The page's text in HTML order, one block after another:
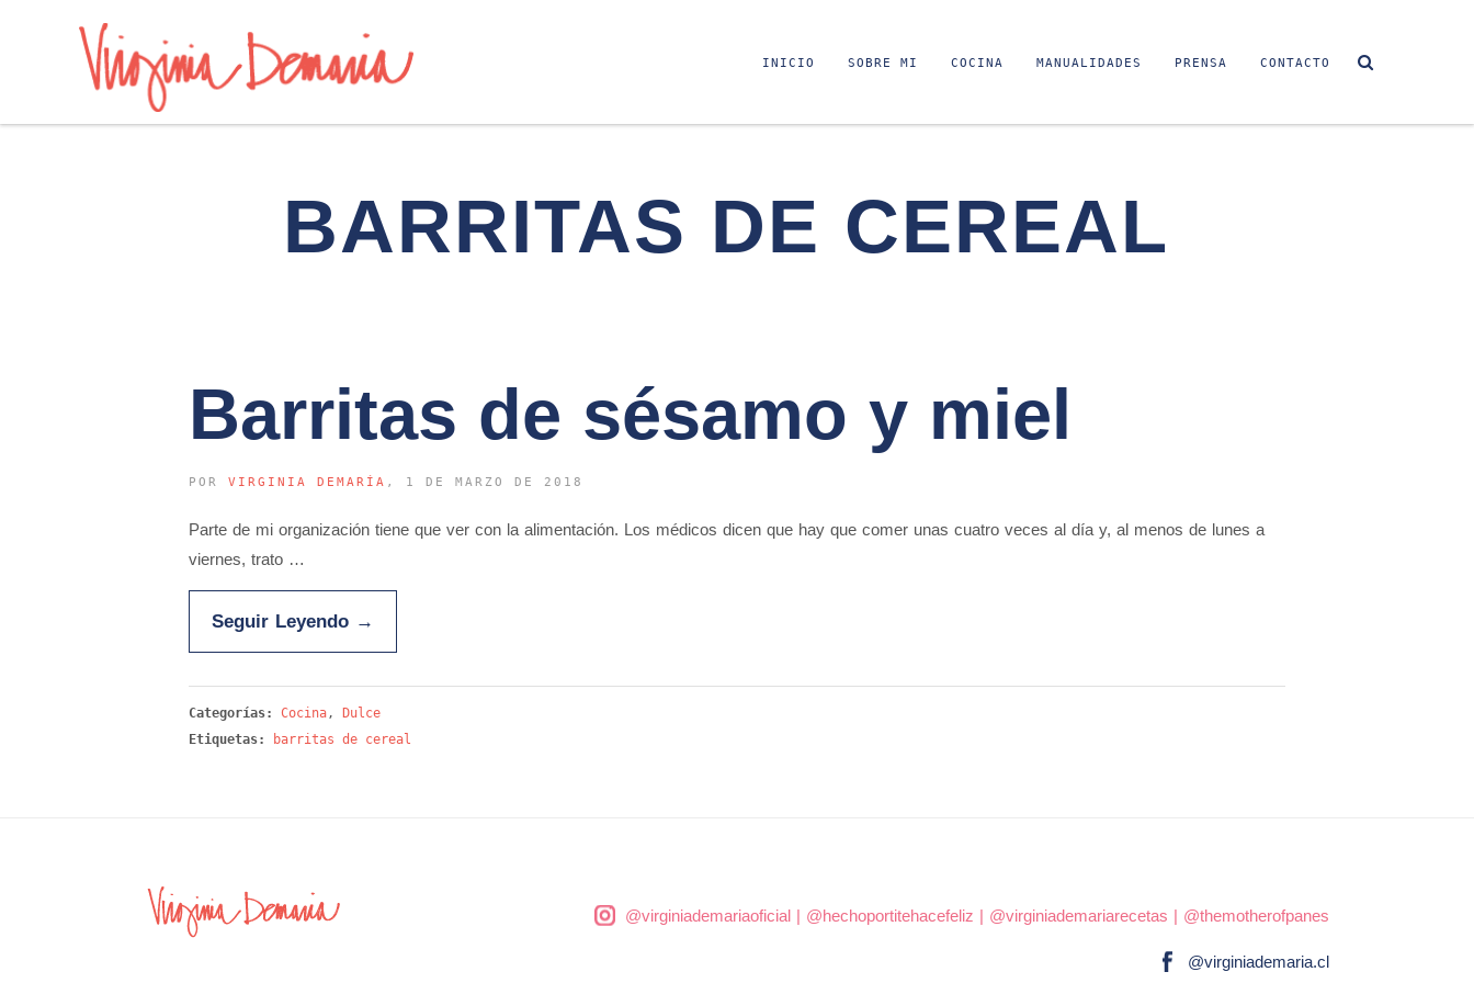
INICIO SOBRE MI COCINA MANUALIDADES PRENSA CONTACTO
BARRITAS DE CEREAL
Barritas de sésamo y miel
POR VIRGINIA DEMARÍA , 1 DE MARZO DE 2018
Parte de mi organización tiene que ver con la alimentación. Los médicos dicen que hay que comer unas cuatro veces al día y, al menos de lunes a
viernes, trato …
Seguir Leyendo →
Categorías: Cocina,
Dulce
Etiquetas:
barritas de cereal
@virginiademariaoficial| @hechoportitehacefeliz | @virginiademariarecetas | @themotherofpanes
@virginiademaria.cl